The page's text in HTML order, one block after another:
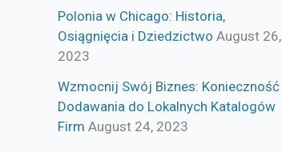
Polonia w Chicago: Historia,
Osiągnięcia i Dziedzictwo August 26,
2023
Wzmocnij Swój Biznes: Konieczność
Dodawania do Lokalnych Katalogów
Firm August 24, 2023